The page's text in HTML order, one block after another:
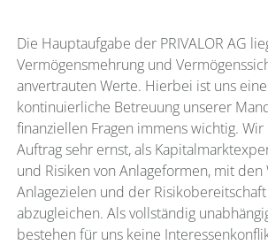
Die Hauptaufgabe der PRIVALOR AG
Vermögensmehrung und
anvertrauten Werte. Hierbei ist uns
kontinuierliche Betreuung unserer
finanziellen Fragen immens wichtig.
Auftrag sehr ernst, als
und Risiken von Anlageformen, mit den
Anlagezielen und der
abzugleichen. Als vollständig
bestehen für uns keine